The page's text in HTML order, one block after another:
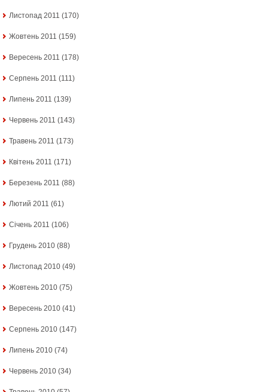
Листопад 2011 (170)
Жовтень 2011 (159)
Вересень 2011 (178)
Серпень 2011 (111)
Липень 2011 (139)
Червень 2011 (143)
Травень 2011 (173)
Квітень 2011 (171)
Березень 2011 (88)
Лютий 2011 (61)
Січень 2011 (106)
Грудень 2010 (88)
Листопад 2010 (49)
Жовтень 2010 (75)
Вересень 2010 (41)
Серпень 2010 (147)
Липень 2010 (74)
Червень 2010 (34)